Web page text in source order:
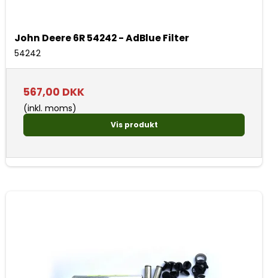
John Deere 6R 54242 - AdBlue Filter
54242
567,00 DKK
(inkl. moms)
Vis produkt